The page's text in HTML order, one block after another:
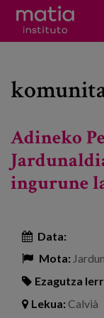
Ikerkuntza
Foroetan parte
Kontsultoretza
Bloga
Adineko
ingurune
Data:
Mota:
Ezagutza
Lekua:Calvià